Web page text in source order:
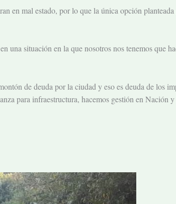
en mal estado, por lo que la única opción
situación en la que nosotros nos tenemos que
de deuda por la ciudad y eso es deuda de los
para infraestructura, hacemos gestión en Nación